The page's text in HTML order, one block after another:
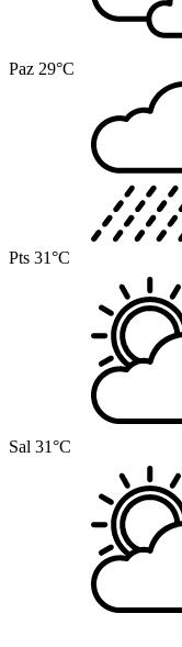
Paz 29°C
Pts 31°C
Sal 31°C